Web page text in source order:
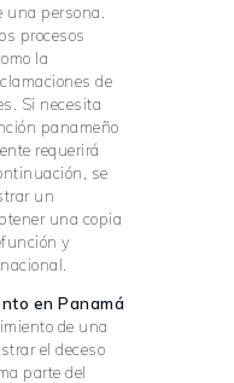
persona.
procesos
la
de
Si necesita
panameño
requerirá
se
un
una copia
y
en Panamá
de una
el deceso
parte del